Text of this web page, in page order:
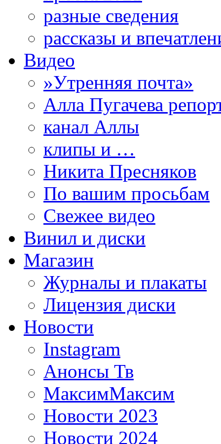
разные сведения
рассказы и
Видео
»Утренняя почта»
Алла Пугачева
канал Аллы
клипы и …
Никита Пресняков
По вашим просьбам
Свежее видео
Винил и диски
Магазин
Журналы и плакаты
Лицензия диски
Новости
Instagram
Анонсы Тв
МаксимМаксим
Новости 2023
Новости 2024